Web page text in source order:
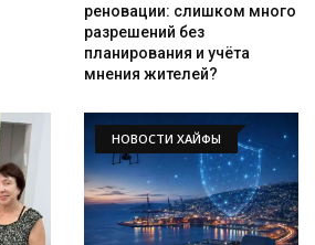
реновации: слишком много
разрешений без
планирования и учёта
мнения жителей?
НОВОСТИ ХАЙФЫ